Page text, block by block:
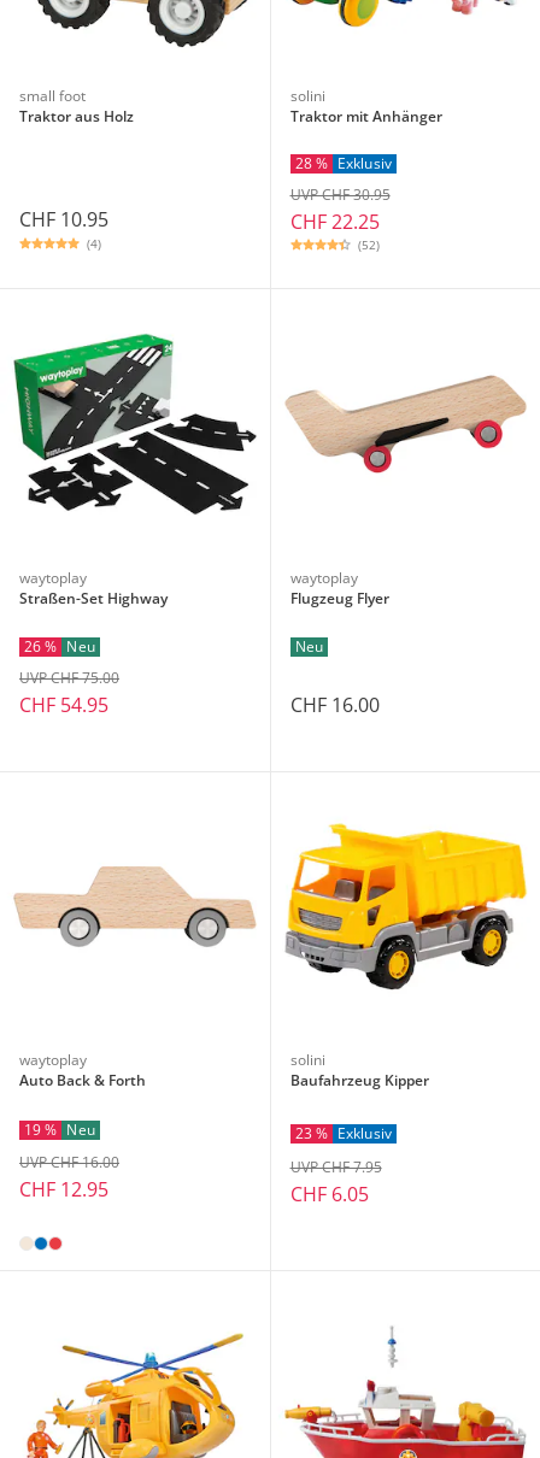
small foot
Traktor aus Holz
CHF 10.95
(4)
solini
Traktor mit Anhänger
28 % Exklusiv
CHF 22.25
UVP CHF 30.95
(52)
waytoplay
Straßen-Set Highway
26 % Neu
CHF 54.95
UVP CHF 75.00
waytoplay
Flugzeug Flyer
Neu
CHF 16.00
waytoplay
Auto Back & Forth
19 % Neu
CHF 12.95
UVP CHF 16.00
solini
Baufahrzeug Kipper
23 % Exklusiv
CHF 6.05
UVP CHF 7.95